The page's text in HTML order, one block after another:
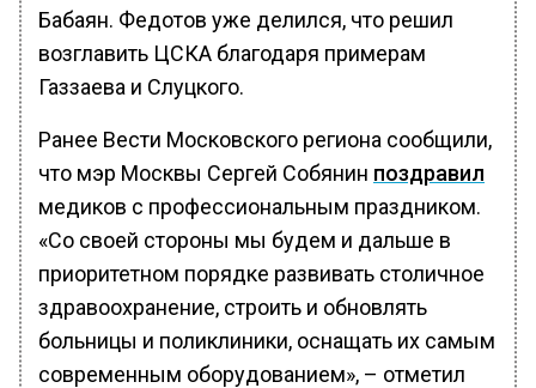
Бабаян. Федотов уже делился, что решил
возглавить ЦСКА благодаря примерам
Газзаева и Слуцкого.
Ранее Вести Московского региона сообщили,
что мэр Москвы Сергей Собянин поздравил
медиков с профессиональным праздником.
«Со своей стороны мы будем и дальше в
приоритетном порядке развивать столичное
здравоохранение, строить и обновлять
больницы и поликлиники, оснащать их самым
современным оборудованием», – отметил